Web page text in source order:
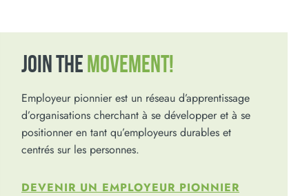
JOIN THE MOVEMENT!
Employeur pionnier est un réseau d’apprentissage
d’organisations cherchant à se développer et à se
positionner en tant qu’employeurs durables et
centrés sur les personnes.
DEVENIR UN EMPLOYEUR PIONNIER